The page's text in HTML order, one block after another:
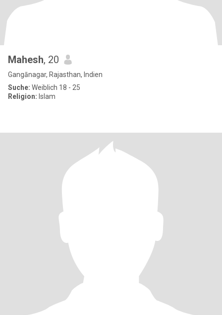
Mahesh, 20
Gangānagar, Rajasthan, Indien
Suche: Weiblich 18 - 25
Religion: Islam